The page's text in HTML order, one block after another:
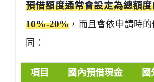
預借額度通常會設定為總額
10%-20% ，而且會依申請時
同：
項目 國內預借現金 國